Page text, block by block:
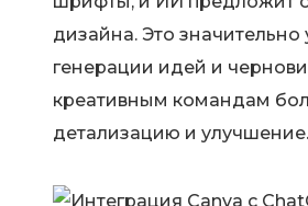
дизайна. Это значительно
генерации идей и
креативным командам
детализацию и улучшение.